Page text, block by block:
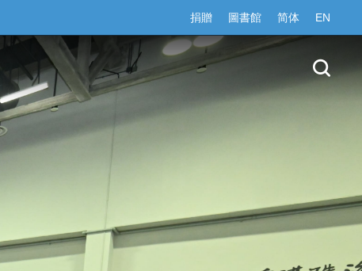
捐贈 圖書館 简体 EN